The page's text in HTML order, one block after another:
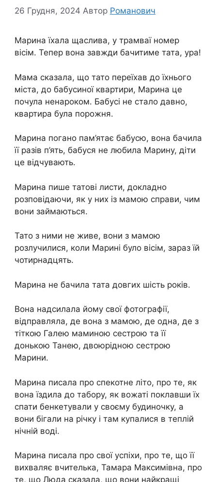
26 Грудня, 2024 Автор Романович
Марина їхала щаслива, у трамваї номер
вісім. Тепер вона завжди бачитиме тата, ура!
Мама сказала, що тато переїхав до їхнього
міста, до бабусиної квартири, Марина це
почула ненароком. Бабусі не стало давно,
квартира була порожня.
Марина погано пам’ятає бабусю, вона бачила
її разів п’ять, бабуся не любила Марину, діти
це відчувають.
Марина пише татові листи, докладно
розповідаючи, як у них із мамою справи, чим
вони займаються.
Тато з ними не живе, вони з мамою
розлучилися, коли Марині було вісім, зараз їй
чотирнадцять.
Марина не бачила тата довгих шість років.
Вона надсилала йому свої фотографії,
відправляла, де вона з мамою, де одна, де з
тіткою Галею маминою сестрою та її
донькою Танею, двоюрідною сестрою
Марини.
Марина писала про спекотне літо, про те, як
вона їздила до табору, як вожаті поклавши їх
спати бенкетували у своєму будиночку, а
вони бігали на річку і там купалися в теплій
нічній воді.
Марина писала про свої успіхи, про те, що її
вихваляє вчителька, Тамара Максимівна, про
те, що Люда сказала, що вони найкращі